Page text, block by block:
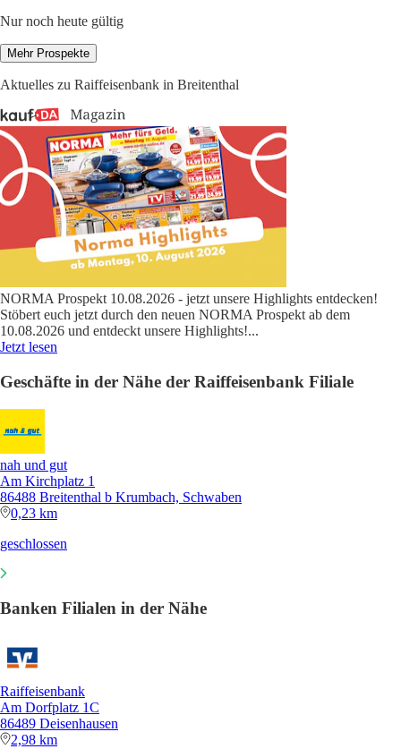
Nur noch heute gültig
Mehr Prospekte
Aktuelles zu Raiffeisenbank in Breitenthal
NORMA Prospekt 10.08.2026 - jetzt unsere Highlights entdecken!
Stöbert euch jetzt durch den neuen NORMA Prospekt ab dem
10.08.2026 und entdeckt unsere Highlights!...
Jetzt lesen
Geschäfte in der Nähe der Raiffeisenbank Filiale
nah und gut
Am Kirchplatz 1
86488 Breitenthal b Krumbach, Schwaben
0,23 km
geschlossen
Banken Filialen in der Nähe
Raiffeisenbank
Am Dorfplatz 1C
86489 Deisenhausen
2,98 km